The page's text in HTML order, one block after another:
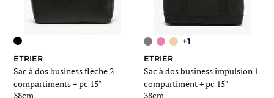
ETRIER
Sac à dos business flèche 2
compartiments + pc 15"
38cm
+1
ETRIER
Sac à dos business impulsion 1
compartiment + pc 15"
38cm